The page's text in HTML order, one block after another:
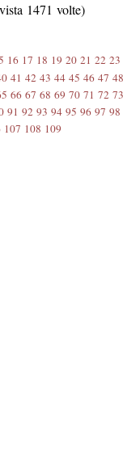
1471 volte)
16 17 18 19 20 21 22 23
41 42 43 44 45 46 47 48
66 67 68 69 70 71 72 73
91 92 93 94 95 96 97 98
107 108 109